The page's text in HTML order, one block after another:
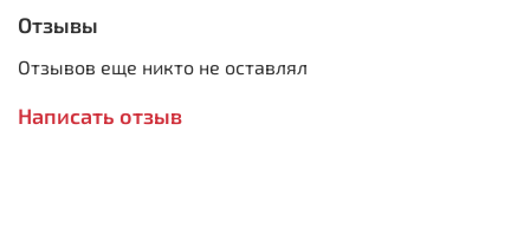
Параметры:
Напряжение 380В/50Гц
Частота вращения круга 2950 об/мин
Отзывы
Отзывов еще никто не оставлял
Написать отзыв